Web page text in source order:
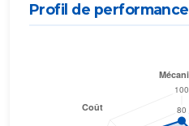
Profil de performance